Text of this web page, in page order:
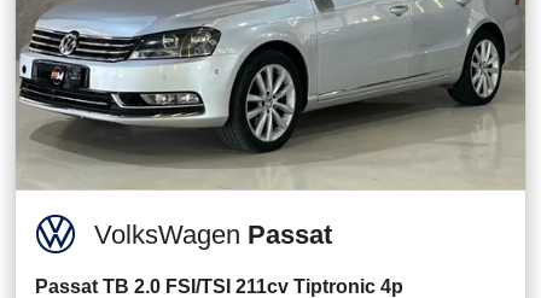
VolksWagen Passat
Passat TB 2.0 FSI/TSI 211cv Tiptronic 4p